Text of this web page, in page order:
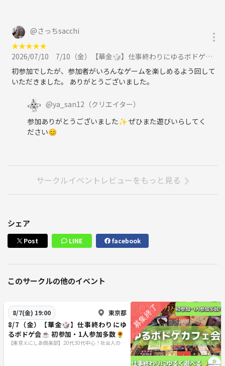
@さっちsacchi
★★★★★
2026/07/10
7/10（金）【華金🎲】仕事終わりにゆるボドゲ会☕️ 初参加・1人参加多数🌻に参加
初参加でしたが、参加者がいろんなゲームを楽しめるよう回して
いただきました。 ありがとうございました。
@ya_san12 （クリエイター）
参加ありがとうございました✨ ぜひまた遊びいらしてく
ださい😊
サークルイベントレビューをもっと見る
シェア
Post LINE facebook
このサークルの他のイベント
8/7(金) 19:00 東京都
8/7（金）【華金🎲】仕事終わりにゆ
るボドゲ会☕️ 初参加・1人参加多数🌻
【東京えにしあ倶楽部】20代30代中心！社会人のた